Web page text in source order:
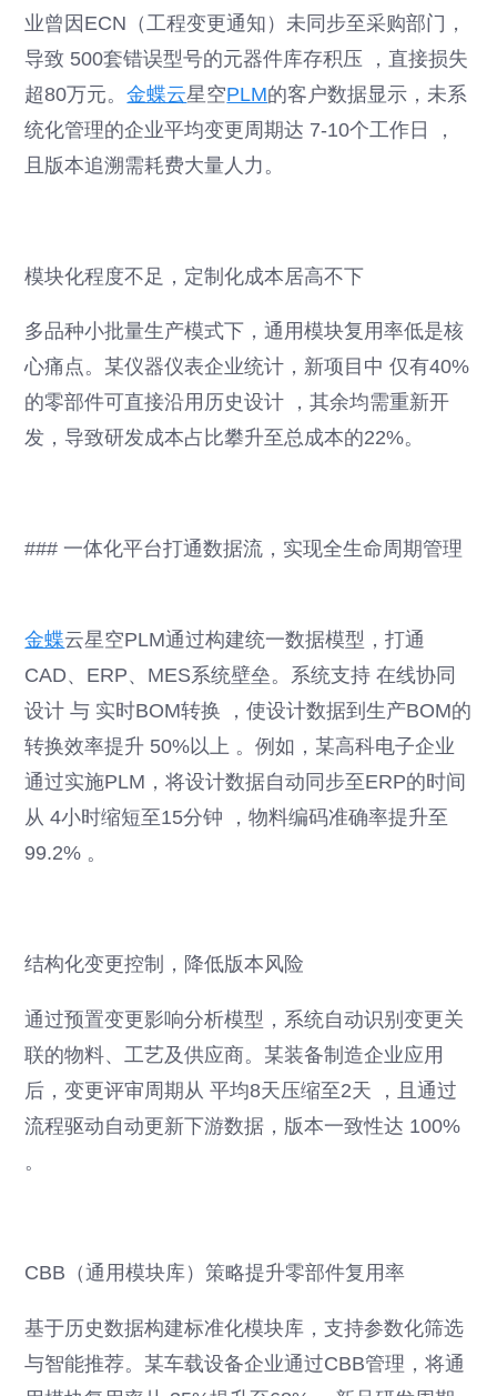
业曾因ECN（工程变更通知）未同步至采购部门，
导致 500套错误型号的元器件库存积压 ，直接损失
超80万元。金蝶云星空PLM的客户数据显示，未系
统化管理的企业平均变更周期达 7-10个工作日 ，
且版本追溯需耗费大量人力。
模块化程度不足，定制化成本居高不下
多品种小批量生产模式下，通用模块复用率低是核
心痛点。某仪器仪表企业统计，新项目中 仅有40%
的零部件可直接沿用历史设计 ，其余均需重新开
发，导致研发成本占比攀升至总成本的22%。
### 一体化平台打通数据流，实现全生命周期管理
金蝶云星空PLM通过构建统一数据模型，打通
CAD、ERP、MES系统壁垒。系统支持 在线协同
设计 与 实时BOM转换 ，使设计数据到生产BOM的
转换效率提升 50%以上 。例如，某高科电子企业
通过实施PLM，将设计数据自动同步至ERP的时间
从 4小时缩短至15分钟 ，物料编码准确率提升至
99.2% 。
结构化变更控制，降低版本风险
通过预置变更影响分析模型，系统自动识别变更关
联的物料、工艺及供应商。某装备制造企业应用
后，变更评审周期从 平均8天压缩至2天 ，且通过
流程驱动自动更新下游数据，版本一致性达 100%
。
CBB（通用模块库）策略提升零部件复用率
基于历史数据构建标准化模块库，支持参数化筛选
与智能推荐。某车载设备企业通过CBB管理，将通